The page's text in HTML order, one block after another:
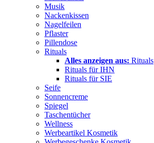
Musik
Nackenkissen
Nagelfeilen
Pflaster
Pillendose
Rituals
Alles anzeigen aus: Rituals
Rituals für IHN
Rituals für SIE
Seife
Sonnencreme
Spiegel
Taschentücher
Wellness
Werbeartikel Kosmetik